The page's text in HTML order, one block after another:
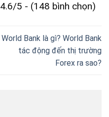
4.6/5 - (148 bình chọn)
World Bank là gì? World Bank
tác động đến thị trường
Forex ra sao?